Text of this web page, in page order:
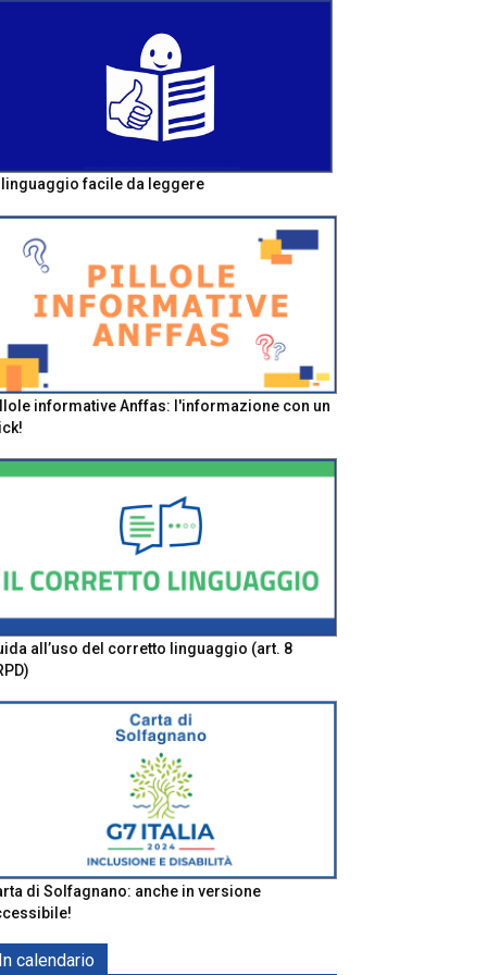
linguaggio facile da leggere
informative Anffas: l'informazione con un
all’uso del corretto linguaggio (art. 8
di Solfagnano: anche in versione
In calendario